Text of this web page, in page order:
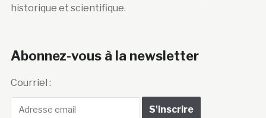
historique et scientifique.
Abonnez-vous à la newsletter
Courriel :